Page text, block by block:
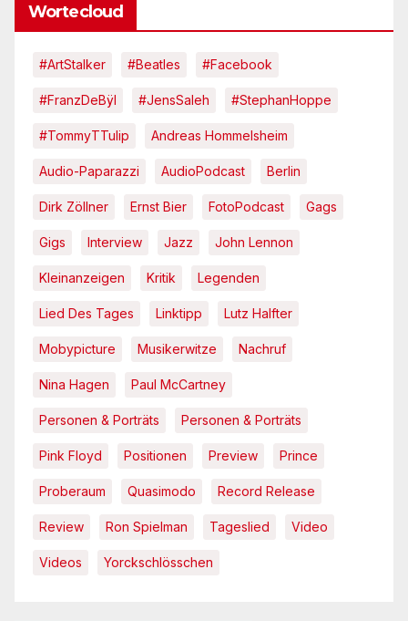
Wortecloud
#ArtStalker #Beatles #Facebook
#FranzDeBÿl #JensSaleh #StephanHoppe
#TommyTTulip Andreas Hommelsheim
Audio-Paparazzi AudioPodcast Berlin
Dirk Zöllner Ernst Bier FotoPodcast Gags
Gigs Interview Jazz John Lennon
Kleinanzeigen Kritik Legenden
Lied Des Tages Linktipp Lutz Halfter
Mobypicture Musikerwitze Nachruf
Nina Hagen Paul McCartney
Personen & Porträts Personen & Porträts
Pink Floyd Positionen Preview Prince
Proberaum Quasimodo Record Release
Review Ron Spielman Tageslied Video
Videos Yorckschlösschen